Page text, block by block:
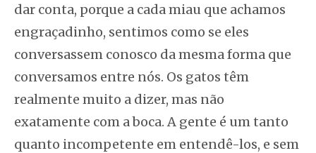
dar conta, porque a cadamiau que achamos
engraçadinho, sentimos como se eles
conversassem conosco da mesma forma que
conversamos entre nós. Os gatos têm
realmente muito a dizer, mas não
exatamente com a boca. A gente é um tanto
quanto incompetente em entendê-los, e sem